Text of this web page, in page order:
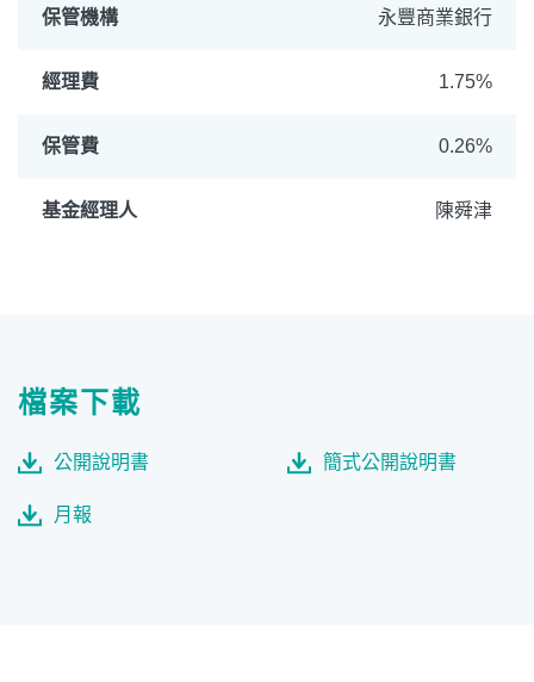
保管機構 永豐商業銀行
經理費 1.75%
保管費 0.26%
基金經理人 陳舜津
檔案下載
公開說明書 簡式公開說明書
月報